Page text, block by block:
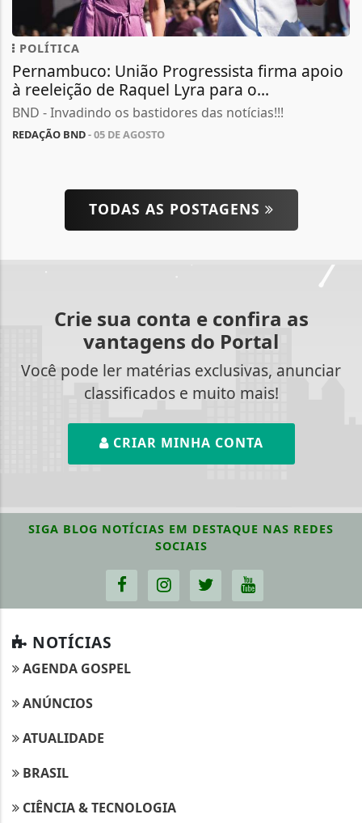
POLÍTICA
Pernambuco: União Progressista firma apoio
à reeleição de Raquel Lyra para o...
BND - Invadindo os bastidores das notícias!!!
REDAÇÃO BND- 05 DE AGOSTO
TODAS AS POSTAGENS
Crie sua conta e confira as
vantagens do Portal
Você pode ler matérias exclusivas, anunciar
classificados e muito mais!
CRIAR MINHA CONTA
SIGA BLOG NOTÍCIAS EM DESTAQUE NAS REDES
SOCIAIS
NOTÍCIAS
AGENDA GOSPEL
ANÚNCIOS
ATUALIDADE
BRASIL
CIÊNCIA & TECNOLOGIA